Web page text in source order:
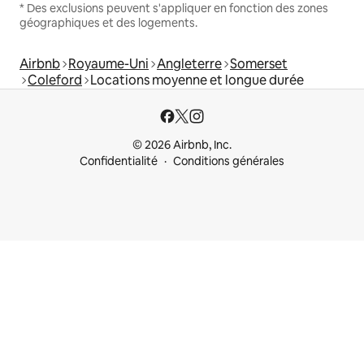
* Des exclusions peuvent s'appliquer en fonction des zones
géographiques et des logements.
Airbnb Royaume-Uni Angleterre Somerset
Coleford Locations moyenne et longue durée
© 2026 Airbnb, Inc.
Confidentialité
Conditions générales